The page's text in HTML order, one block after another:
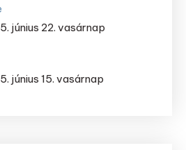
június 22. vasárnap
június 15. vasárnap